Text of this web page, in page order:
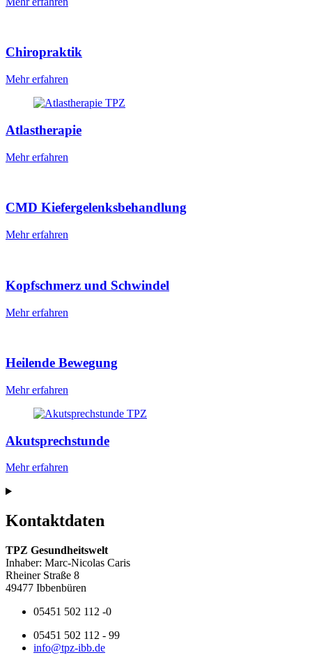
Chiropraktik
Mehr erfahren
Atlastherapie
Mehr erfahren
CMD Kiefer­gelenks­behandlung
Mehr erfahren
Kopfschmerz und Schwindel
Mehr erfahren
Heilende Bewegung
Mehr erfahren
Akutsprechstunde
Mehr erfahren
Kontaktdaten
TPZ Gesundheitswelt
Inhaber: Marc-Nicolas Caris
Rheiner Straße 8
49477 Ibbenbüren
05451 502 112 -0
05451 502 112 - 99
info@tpz-ibb.de